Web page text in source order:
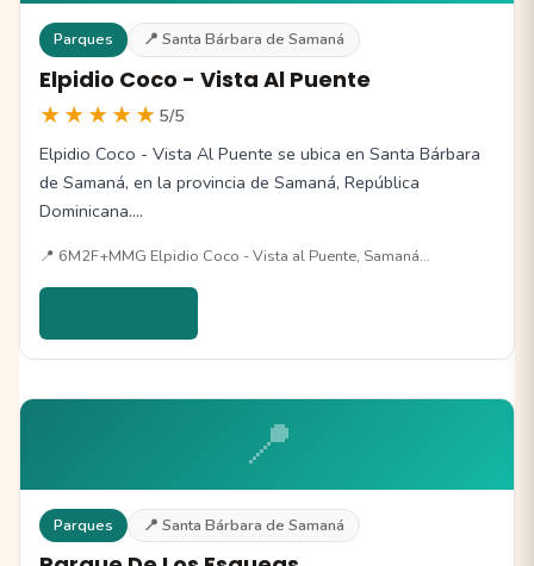
Parques 📍 Santa Bárbara de Samaná
Elpidio Coco - Vista Al Puente
★★★★★ 5/5
Elpidio Coco - Vista Al Puente se ubica en Santa Bárbara
de Samaná, en la provincia de Samaná, República
Dominicana.…
📍 6M2F+MMG Elpidio Coco - Vista al Puente, Samaná…
📍
Parques 📍 Santa Bárbara de Samaná